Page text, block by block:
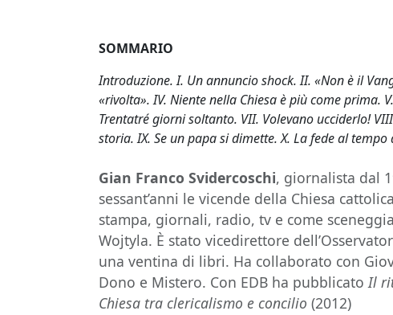
SOMMARIO
Introduzione. I. Un annuncio shock. II. «Non è il
«rivolta». IV. Niente nella Chiesa è più come prima.
Trentatré giorni soltanto. VII. Volevano ucciderlo!
storia. IX. Se un papa si dimette. X. La fede al
Gian Franco Svidercoschi, giornalista dal
sessant’anni le vicende della Chiesa
stampa, giornali, radio, tv e come
Wojtyla. È stato vicedirettore
una ventina di libri. Ha collaborato con
Dono e Mistero. Con EDB ha pubblicatoIl
Chiesa tra clericalismo e concilio (2012)